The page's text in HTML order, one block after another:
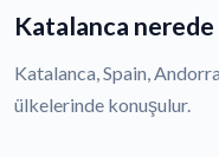
Katalanca
Katalanca, Spain,
ülkelerinde konuşulur.